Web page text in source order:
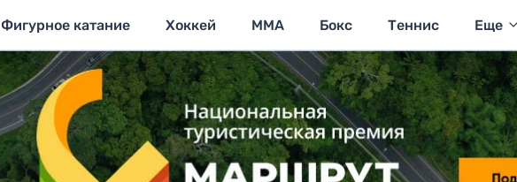
Фигурное катание Хоккей MMA Бокс Теннис Еще